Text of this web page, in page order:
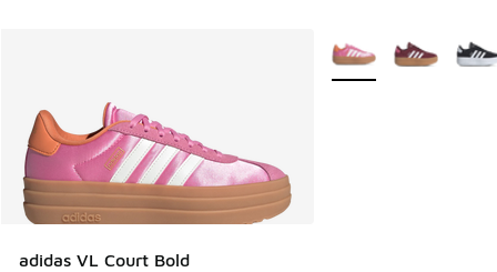
adidas VL Court Bold
Meer kleuren